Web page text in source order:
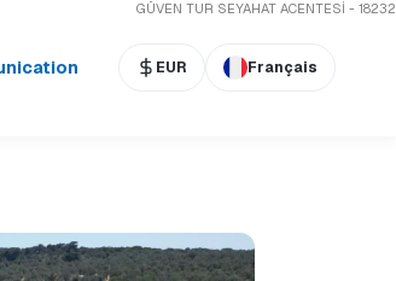
GÜVEN TUR SEYAHAT ACENTESİ - 18232
EUR Français